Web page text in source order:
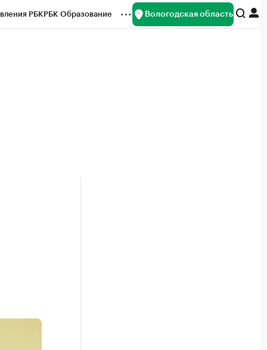
РБКРБК Образование Вологодская область